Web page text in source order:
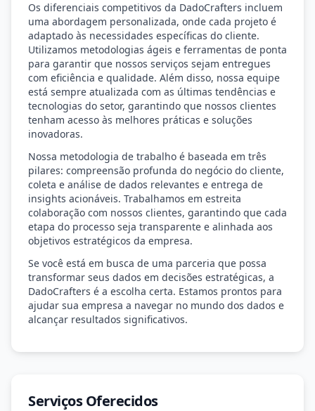
Os diferenciais competitivos da DadoCrafters incluem
uma abordagem personalizada, onde cada projeto é
adaptado às necessidades específicas do cliente.
Utilizamos metodologias ágeis e ferramentas de ponta
para garantir que nossos serviços sejam entregues
com eficiência e qualidade. Além disso, nossa equipe
está sempre atualizada com as últimas tendências e
tecnologias do setor, garantindo que nossos clientes
tenham acesso às melhores práticas e soluções
inovadoras.
Nossa metodologia de trabalho é baseada em três
pilares: compreensão profunda do negócio do cliente,
coleta e análise de dados relevantes e entrega de
insights acionáveis. Trabalhamos em estreita
colaboração com nossos clientes, garantindo que cada
etapa do processo seja transparente e alinhada aos
objetivos estratégicos da empresa.
Se você está em busca de uma parceria que possa
transformar seus dados em decisões estratégicas, a
DadoCrafters é a escolha certa. Estamos prontos para
ajudar sua empresa a navegar no mundo dos dados e
alcançar resultados significativos.
Serviços Oferecidos